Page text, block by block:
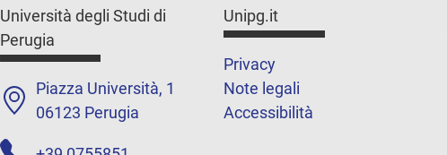
Università degli Studi di
Perugia
Piazza Università, 1
06123 Perugia
Unipg.it
Privacy
Note legali
Accessibilità